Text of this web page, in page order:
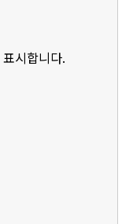
시합니다.